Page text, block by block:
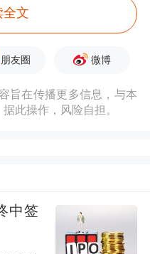
猪疫病的各类消
存活率低，进而
重，导致去年6
疫病实际影响有
全文
朋友圈 微博
旨在传播更多信息，与本
此操作，风险自担。
中签